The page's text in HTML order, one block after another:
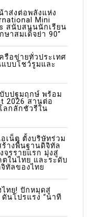
ส่งต่อพลังแห่ง
Mini
สนับสนุนนักเรียน
าสมเด็จย่า 90”
รือข่ายทั่วประเทศ
แบบโชว์รูมและ
บปฐมฤกษ์ พร้อม
2026 สานต่อ
ลกลักชัวรีใน
เน็ต ตั้งบริษัทร่วม
างพื้นฐานดิจิทัล
จรรายแรก มุ่งสู่
ในไทย และระดับ
ทัลของไทย
ไทย! ปักหมุดสู่
นโปรแรง “นาที